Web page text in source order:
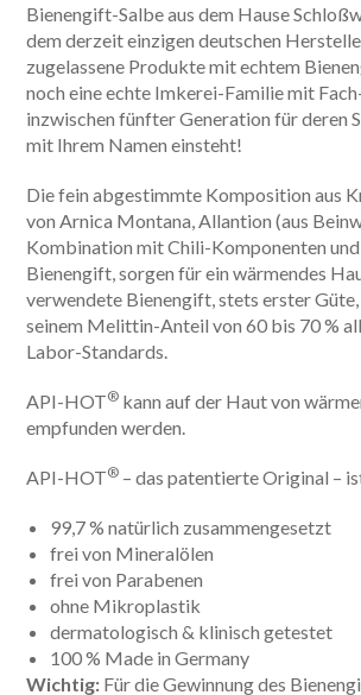
Bienengift-Salbe aus dem Hause
dem derzeit einzigen deutschen
zugelassene Produkte mit echtem
noch eine echte Imkerei-Familie mit
inzwischen fünfter Generation für deren
mit Ihrem Namen einsteht!
Die fein abgestimmte Komposition aus
von Arnica Montana, Allantion (aus
Kombination mit Chili-Komponenten
Bienengift, sorgen für ein wärmendes
verwendete Bienengift, stets erster
seinem Melittin-Anteil von 60 bis 70 %
Labor-Standards.
API-HOT® kann auf der Haut von
empfunden werden.
API-HOT® – das patentierte Original –
99,7 % natürlich zusammengesetzt
frei von Mineralölen
frei von Parabenen
ohne Mikroplastik
dermatologisch & klinisch getestet
100 % Made in Germany
Wichtig: Für die Gewinnung des